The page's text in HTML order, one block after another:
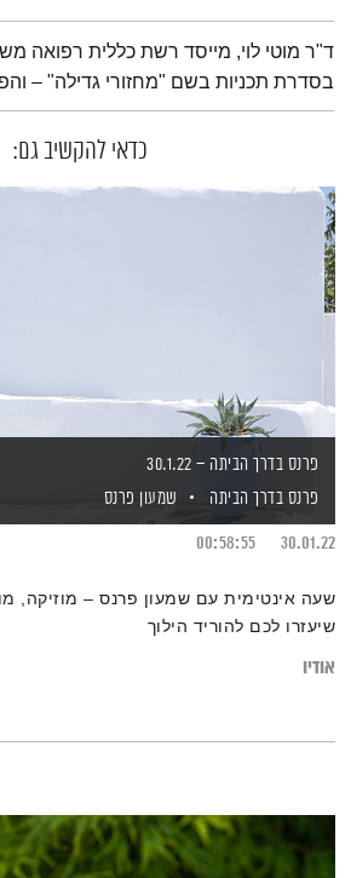
תמצית הפודקאסט
ד"ר מוטי לוי, מייסד רשת כללית רפואה
בסדרת תכניות בשם "מחזורי גדילה" –
כדאי להקשיב גם:
פרנס בדרך הביתה – 30.1.22
פרנס בדרך הביתה
שמעון פרנס
30.01.22
00:58:55
שעה אינטימית עם שמעון פרנס – מוזיקה,
שיעזרו לכם להוריד הילוך
אודיו